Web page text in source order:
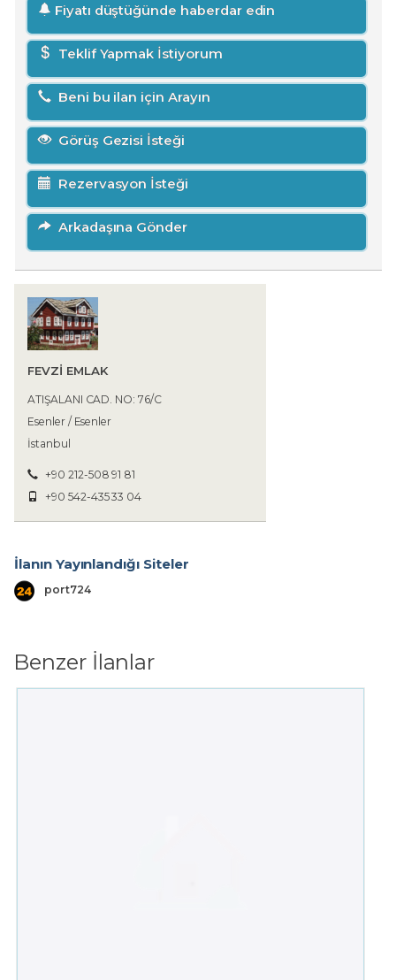
Fiyatı düştüğünde haberdar edin
Teklif Yapmak İstiyorum
Beni bu ilan için Arayın
Görüş Gezisi İsteği
Rezervasyon İsteği
Arkadaşına Gönder
FEVZİ EMLAK
ATIŞALANI CAD. NO: 76/C
Esenler / Esenler
İstanbul
+90 212-508 91 81
+90 542-435 33 04
İlanın Yayınlandığı Siteler
port724
Benzer İlanlar